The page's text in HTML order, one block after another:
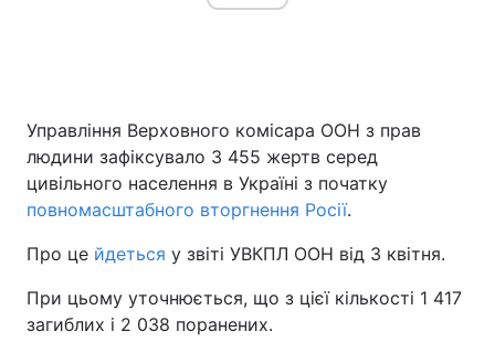
Управління Верховного комісара ООН з прав
людини зафіксувало 3 455 жертв серед
цивільного населення в Україні з початку
повномасштабного вторгнення Росії.
Про це йдеться у звіті УВКПЛ ООН від 3 квітня.
При цьому уточнюється, що з цієї кількості 1 417
загиблих і 2 038 поранених.